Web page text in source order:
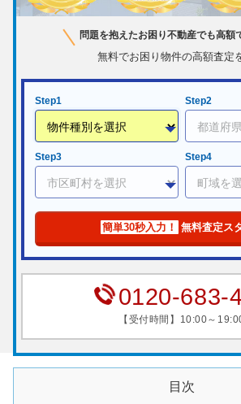
問題を抱えたお困り不動産でも高額
無料でお困り物件の高額査定
Step1 Step2
Step3 Step4
簡単30秒入力！ 無料査定ス
0120-683-
【受付時間】10:00～
目次